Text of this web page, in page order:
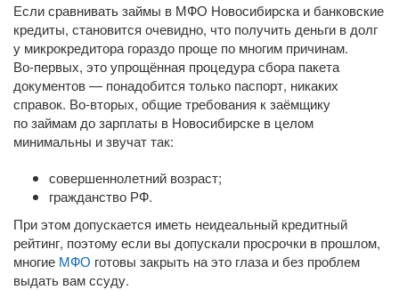
Если сравнивать займы в МФО Новосибирска и банковские
кредиты, становится очевидно, что получить деньги в долг
у микрокредитора гораздо проще по многим причинам.
Во-первых, это упрощённая процедура сбора пакета
документов — понадобится только паспорт, никаких
справок. Во-вторых, общие требования к заёмщику
по займам до зарплаты в Новосибирске в целом
минимальны и звучат так:
совершеннолетний возраст;
гражданство РФ.
При этом допускается иметь неидеальный кредитный
рейтинг, поэтому если вы допускали просрочки в прошлом,
многие МФО готовы закрыть на это глаза и без проблем
выдать вам ссуду.